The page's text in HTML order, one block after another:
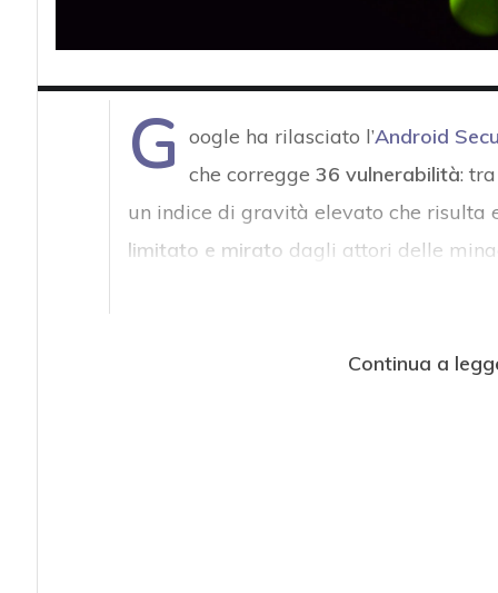
G oogle ha rilasciato l’Android
che corregge 36 vulnerabilità:
un indice di gravità elevato che risulta
limitato e mirato dagli attori delle
Continua a